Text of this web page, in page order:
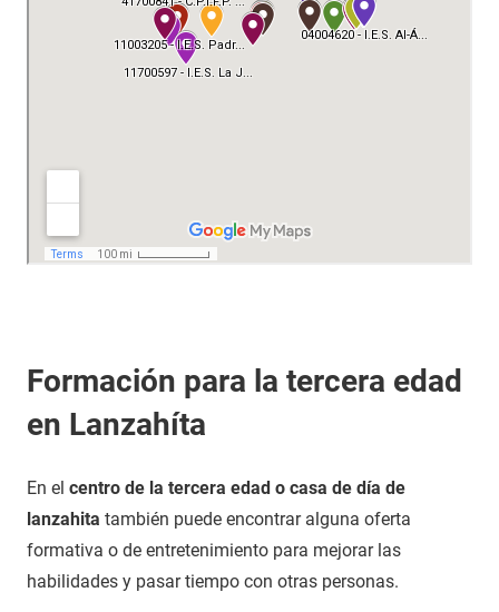
Formación para la tercera edad
en Lanzahíta
En el centro de la tercera edad o casa de día de
lanzahita también puede encontrar alguna oferta
formativa o de entretenimiento para mejorar las
habilidades y pasar tiempo con otras personas.